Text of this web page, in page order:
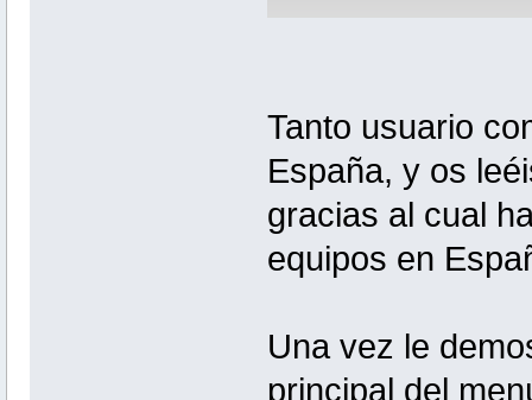
Tanto usuario
España, y os
gracias al cual
equipos en
Una vez le
principal del